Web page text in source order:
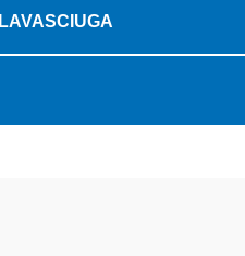
LAVASCIUGA